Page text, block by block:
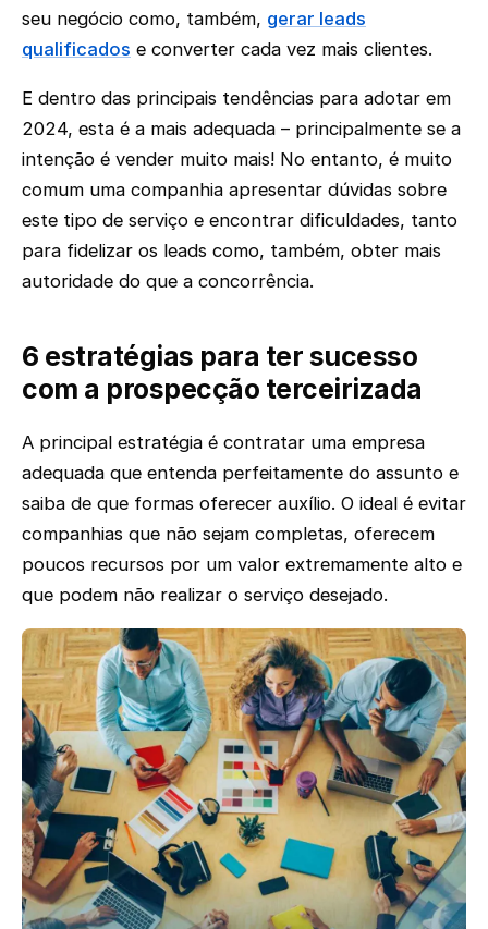
seu negócio como, também, gerar leads
qualificados e converter cada vez mais clientes.
E dentro das principais tendências para adotar em
2024, esta é a mais adequada – principalmente se a
intenção é vender muito mais! No entanto, é muito
comum uma companhia apresentar dúvidas sobre
este tipo de serviço e encontrar dificuldades, tanto
para fidelizar os leads como, também, obter mais
autoridade do que a concorrência.
6 estratégias para ter sucesso
com a prospecção terceirizada
A principal estratégia é contratar uma empresa
adequada que entenda perfeitamente do assunto e
saiba de que formas oferecer auxílio. O ideal é evitar
companhias que não sejam completas, oferecem
poucos recursos por um valor extremamente alto e
que podem não realizar o serviço desejado.